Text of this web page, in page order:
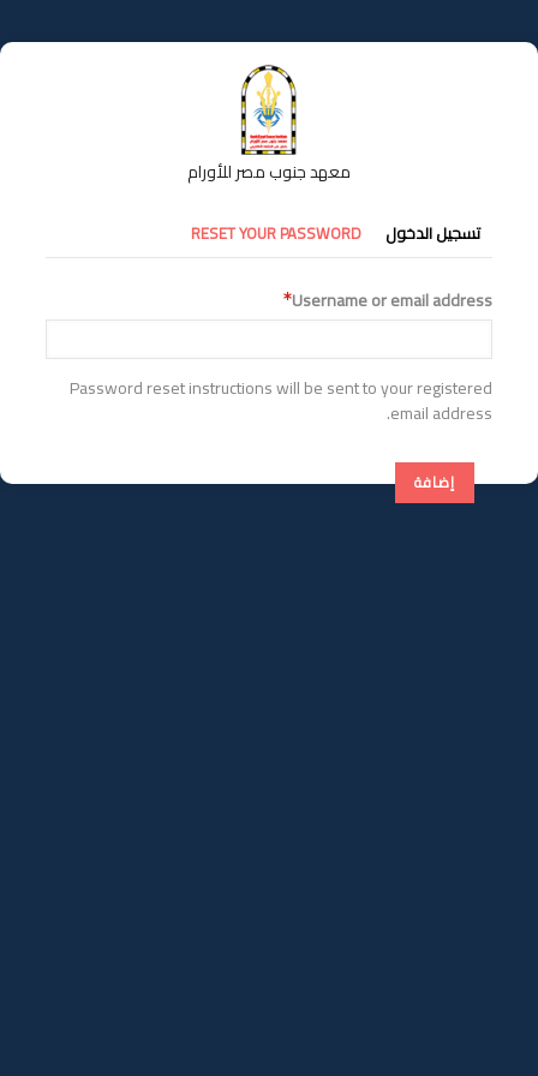
إلى
المحتوى
معهد جنوب مصر للأورام
التبويبات
الأساسية
تسجيل الدخول RESET YOUR PASSWORD
Username or email address
Password reset instructions will be sent to your registered
email address.